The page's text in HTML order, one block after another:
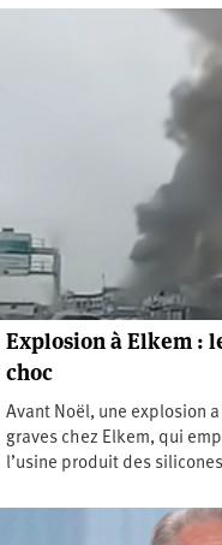
Explosion à Elkem :
choc
Avant Noël, une explosion
graves chez Elkem, qui
l’usine produit des